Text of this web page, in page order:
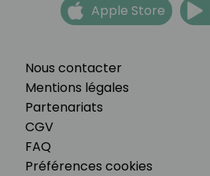
Nous contacter
Mentions légales
Partenariats
CGV
FAQ
Préférences cookies
Apple Store